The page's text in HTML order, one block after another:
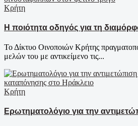
Κρήτη
Η ποιότητα οδηγός για τη
Το Δίκτυο Οινοποιών Κρήτης
μελών του με αντικείμενο τις...
Κρήτη
Ερωτηματολόγιο για την